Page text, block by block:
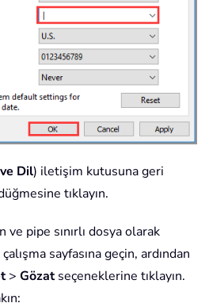
Dil) iletişim kutusuna geri
tıklayın.
ve pipe sınırlı dosya olarak
sayfasına geçin, ardından
> Gözatseçeneklerine tıklayın.